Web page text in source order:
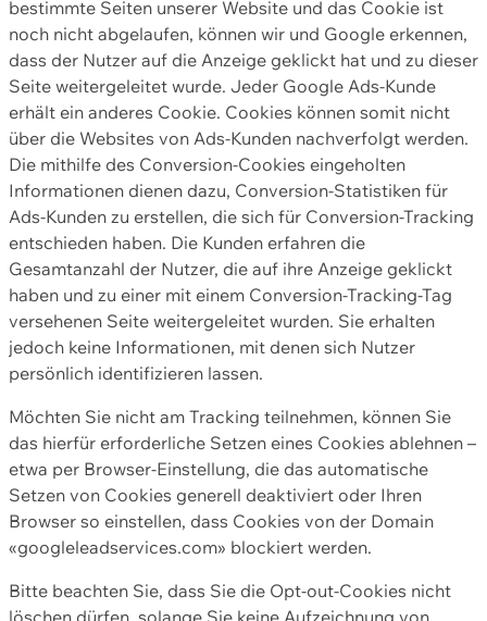
bestimmte Seiten unserer Website und das Cookie ist
noch nicht abgelaufen, können wir und Google erkennen,
dass der Nutzer auf die Anzeige geklickt hat und zu dieser
Seite weitergeleitet wurde. Jeder Google Ads-Kunde
erhält ein anderes Cookie. Cookies können somit nicht
über die Websites von Ads-Kunden nachverfolgt werden.
Die mithilfe des Conversion-Cookies eingeholten
Informationen dienen dazu, Conversion-Statistiken für
Ads-Kunden zu erstellen, die sich für Conversion-Tracking
entschieden haben. Die Kunden erfahren die
Gesamtanzahl der Nutzer, die auf ihre Anzeige geklickt
haben und zu einer mit einem Conversion-Tracking-Tag
versehenen Seite weitergeleitet wurden. Sie erhalten
jedoch keine Informationen, mit denen sich Nutzer
persönlich identifizieren lassen.
Möchten Sie nicht am Tracking teilnehmen, können Sie
das hierfür erforderliche Setzen eines Cookies ablehnen –
etwa per Browser-Einstellung, die das automatische
Setzen von Cookies generell deaktiviert oder Ihren
Browser so einstellen, dass Cookies von der Domain
«googleleadservices.com» blockiert werden.
Bitte beachten Sie, dass Sie die Opt-out-Cookies nicht